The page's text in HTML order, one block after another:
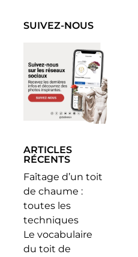
SUIVEZ-NOUS
ARTICLES
RÉCENTS
Faîtage d’un toit
de chaume :
toutes les
techniques
Le vocabulaire
du toit de